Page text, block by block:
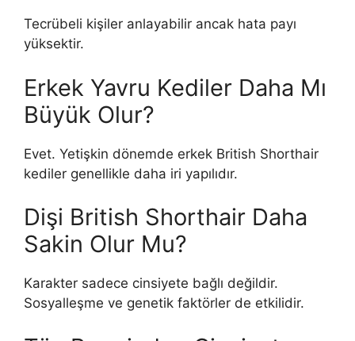
Tecrübeli kişiler anlayabilir ancak hata payı
yüksektir.
Erkek Yavru Kediler Daha Mı
Büyük Olur?
Evet. Yetişkin dönemde erkek British Shorthair
kediler genellikle daha iri yapılıdır.
Dişi British Shorthair Daha
Sakin Olur Mu?
Karakter sadece cinsiyete bağlı değildir.
Sosyalleşme ve genetik faktörler de etkilidir.